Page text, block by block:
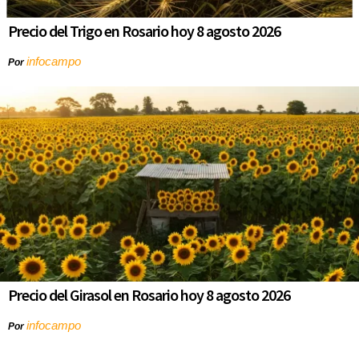
Precio del Trigo en Rosario hoy 8 agosto 2026
Porinfocampo
Precio del Girasol en Rosario hoy 8 agosto 2026
Porinfocampo